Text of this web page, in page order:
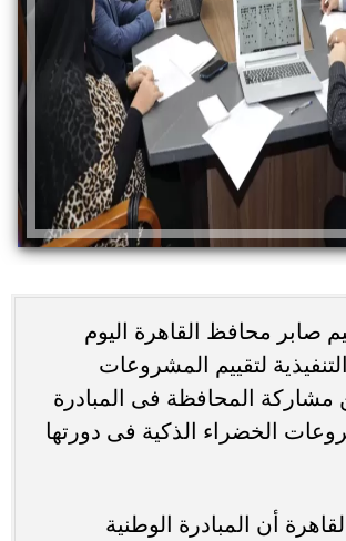
صابر محافظ القاهرة اليوم
لتقييم المشروعات
المحافظة فى المبادرة
الخضراء الذكية فى دورتها
أن المبادرة الوطنية